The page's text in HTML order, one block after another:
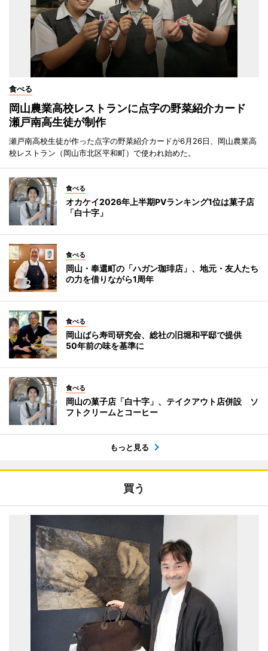
食べる
岡山農業高校レストランに点字の野菜紹介カード
瀬戸南高生徒が制作
瀬戸南高校生徒が作った点字の野菜紹介カードが6月26日、岡山農業高
校レストラン（岡山市北区平和町）で使われ始めた。
食べる
オカケイ2026年上半期PVランキング1位は菓子店
「白十字」
食べる
岡山・奉還町の「ハガン珈琲店」、地元・友人たち
の力を借りながら1周年
食べる
岡山ばら寿司研究会、総社の旧堀和平邸で提供
50年前の味を基準に
食べる
岡山の菓子店「白十字」、テイクアウト店併設 ソ
フトクリームとコーヒー
もっと見る
買う